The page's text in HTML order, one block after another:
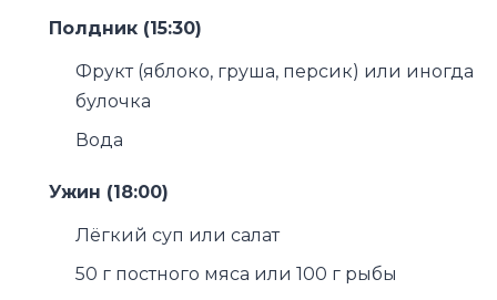
Полдник (15:30)
Фрукт (яблоко, груша, персик) или иногда
булочка
Вода
Ужин (18:00)
Лёгкий суп или салат
50 г постного мяса или 100 г рыбы